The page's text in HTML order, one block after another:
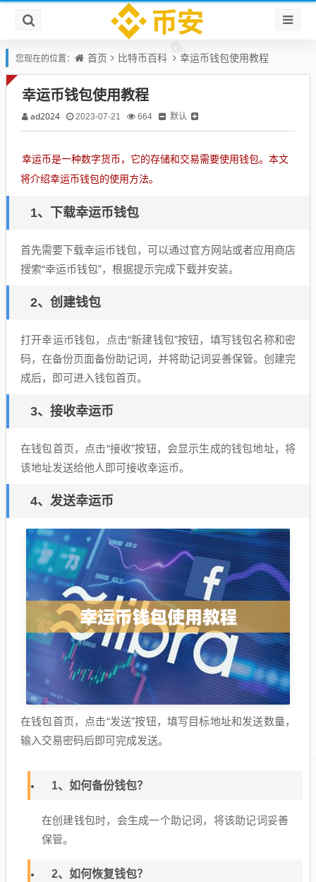
您现在的位置： 首页 比特币百科 幸运币钱包使用教程
幸运币钱包使用教程
ad2024 2023-07-21 664 默认
幸运币是一种数字货币，它的存储和交易需要使用钱包。本文
将介绍幸运币钱包的使用方法。
1、下载幸运币钱包
首先需要下载幸运币钱包，可以通过官方网站或者应用商店
搜索“幸运币钱包”，根据提示完成下载并安装。
2、创建钱包
打开幸运币钱包，点击“新建钱包”按钮，填写钱包名称和密
码，在备份页面备份助记词，并将助记词妥善保管。创建完
成后，即可进入钱包首页。
3、接收幸运币
在钱包首页，点击“接收”按钮，会显示生成的钱包地址，将
该地址发送给他人即可接收幸运币。
4、发送幸运币
在钱包首页，点击“发送”按钮，填写目标地址和发送数量，
输入交易密码后即可完成发送。
1、如何备份钱包？
在创建钱包时，会生成一个助记词，将该助记词妥善
保管。
2、如何恢复钱包？